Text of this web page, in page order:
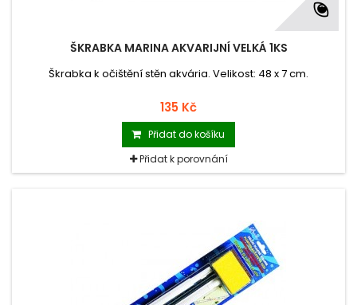
ŠKRABKA MARINA AKVARIJNÍ VELKÁ 1KS
Škrabka k očištění stěn akvária. Velikost: 48 x 7 cm.
135 Kč
Přidat do košíku
Přidat k porovnání